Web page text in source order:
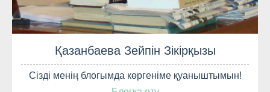
Қазанбаева Зейпін Зікірқызы
Сізді менің блогымда көргеніме қуаныштымын!